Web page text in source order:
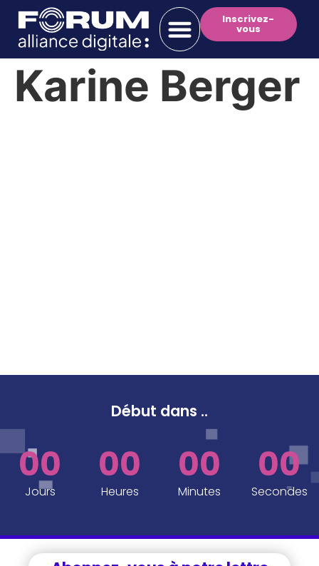
Inscrivez-
vous
Karine Berger
Début dans ..
00
Jours
00
Heures
00
Minutes
00
Secondes